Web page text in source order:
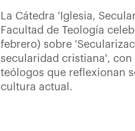
La Cátedra 'Iglesia,
Facultad de Teología
febrero) sobre
secularidad cristiana',
teólogos que reflexionan
cultura actual.